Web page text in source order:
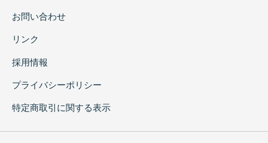
お問い合わせ
リンク
採用情報
プライバシーポリシー
特定商取引に関する表示